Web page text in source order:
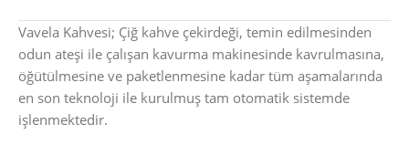
Vavela Kahvesi; Çiğ kahve çekirdeği, temin edilmesinden
odun ateşi ile çalışan kavurma makinesinde kavrulmasına,
öğütülmesine ve paketlenmesine kadar tüm aşamalarında
en son teknoloji ile kurulmuş tam otomatik sistemde
işlenmektedir.